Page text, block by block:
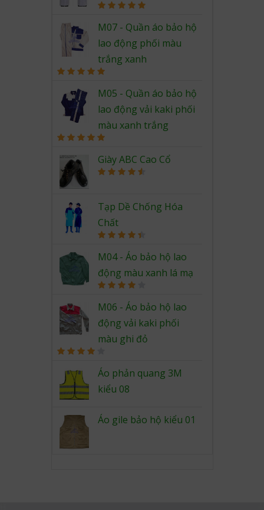
out of 5
M07 - Quần áo bảo hộ
lao động phối màu
trắng xanh
out of 5
M05 - Quần áo bảo hộ
lao động vải kaki phối
màu xanh trắng
out of 5 Giày ABC Cao Cổ
Tạp Dề Chống Hóa
Chất
out of 5
M04 - Áo bảo hộ lao
động màu xanh lá mạ
4.00out
of 5
M06 - Áo bảo hộ lao
động vải kaki phối
màu ghi đỏ
4.00out
of 5
Áo phản quang 3M
kiểu 08
Áo gile bảo hộ kiểu 01